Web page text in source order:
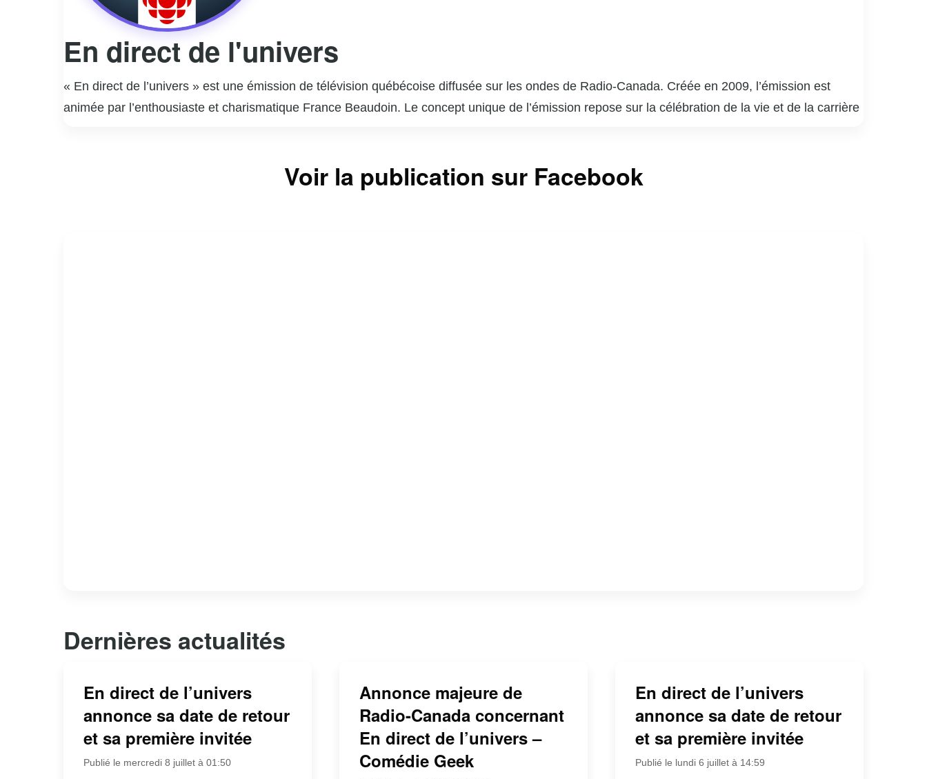
En direct de l'univers
« En direct de l’univers » est une émission de télévision québécoise diffusée sur les ondes de Radio-Canada. Créée en 2009, l’émission est
animée par l’enthousiaste et charismatique France Beaudoin. Le concept unique de l’émission repose sur la célébration de la vie et de la carrière
des anecdotes personnelles, créant une atmosphère émotive et authentique. « En direct de l’univers » a su captiver le cœur des téléspectateurs
grâce à son approche humaine et touchante, et a reçu de nombreux éloges pour sa capacité à révéler des facettes intimes et méconnues de ses
Voir la publication sur Facebook
Dernières actualités
En direct de l’univers
annonce sa date de retour
et sa première invitée
Publié le mercredi 8 juillet à 01:50
Annonce majeure de
Radio-Canada concernant
En direct de l’univers –
Comédie Geek
En direct de l’univers
annonce sa date de retour
et sa première invitée
Publié le lundi 6 juillet à 14:59